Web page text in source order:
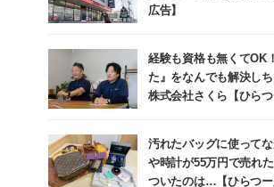
広告】
経験も資格も無くてOK
た』をなんでも解決し
株式会社さくら【ひらつ
汚れたバッグに使って
や時計が55万円で売れ
ついたのは…【ひらつー